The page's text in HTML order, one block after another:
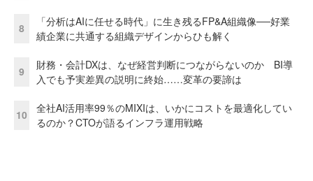
8
「分析はAIに任せる時代」に生き残るFP&A組織像──好業
績企業に共通する組織デザインからひも解く
9
財務・会計DXは、なぜ経営判断につながらないのか BI導
入でも予実差異の説明に終始……変革の要諦は
10
全社AI活用率99％のMIXIは、いかにコストを最適化してい
るのか？CTOが語るインフラ運用戦略